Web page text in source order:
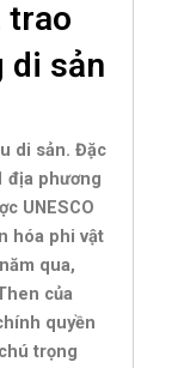
trao
di sản
di sản. Đặc
địa phương
UNESCO
hóa phi vật
qua,
của
quyền
trọng